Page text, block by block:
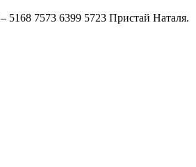
– 5168 7573 6399 5723 Пристай Наталя.